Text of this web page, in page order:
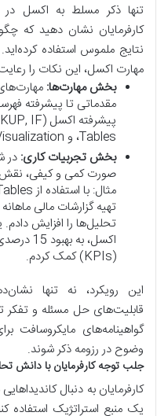
تنها ذکر مسلط به اکسل
کارفرمایان نشان دهید که
نتایج ملموس استفاده
مهارت اکسل، این نکات را
بخش مهارت‌ها:
مقدماتی تا پیشرفته
Tables، و Data Visualization).
بخش تجربیات کاری: در
صورت کمی و کیفی، نقش
تحلیل‌ها را افزایش دادم.
اکسل،
(KPIs) کمک کردم.
این رویکرد، نه تنها
قابلیت‌های حل مسئله و تفکر
گواهینامه‌های مایکروسافت
وضوح در رزومه ذکر شوند.
جلب توجه کارفرمایان با دانش
کارفرمایان به دنبال
یک منبع استراتژیک استفاده